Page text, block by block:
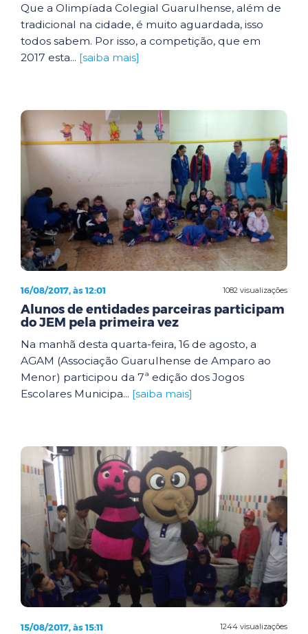
Que a Olimpíada Colegial Guarulhense, além de
tradicional na cidade, é muito aguardada, isso
todos sabem. Por isso, a competição, que em
2017 esta... [saiba mais]
1082 visualizações
16/08/2017, às 12:01
Alunos de entidades parceiras participam
do JEM pela primeira vez
Na manhã desta quarta-feira, 16 de agosto, a
AGAM (Associação Guarulhense de Amparo ao
Menor) participou da 7ª edição dos Jogos
Escolares Municipa... [saiba mais]
1244 visualizações
15/08/2017, às 15:11